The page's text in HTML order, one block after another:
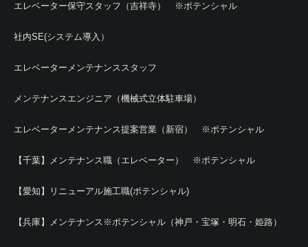
エレベーター保守スタッフ（吉祥寺） ※ポテンシャル
社内SE(システム導入）
エレベーターメンテナンススタッフ
メンテナンスエンジニア（機械式立体駐車場）
エレベーターメンテナンス提案営業（新宿） ※ポテンシャル
【千葉】メンテナンス職（エレベーター） ※ポテンシャル
【愛知】リニューアル施工職(ポテンシャル)
【兵庫】メンテナンス※ポテンシャル（神戸・宝塚・明石・姫路）